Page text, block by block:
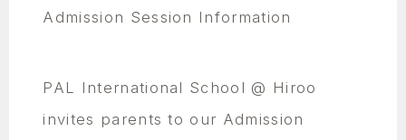
Admission Session Information
PAL International School @ Hiroo
invites parents to our Admission